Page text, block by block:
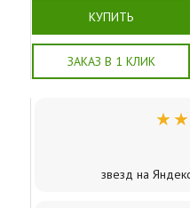
КУПИТЬ
ЗАКАЗ В 1 КЛИК
звезд на